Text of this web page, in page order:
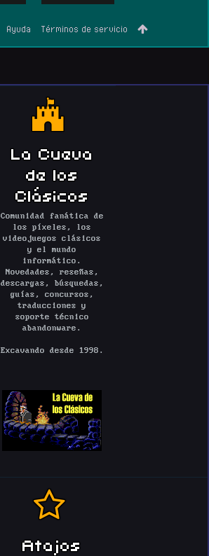
Ayuda Términos de servicio
La Cueva
de los
Clásicos
Comunidad fanática de
los píxeles, los
videojuegos clásicos
y el mundo
informático.
Novedades, reseñas,
descargas, búsquedas,
guías, concursos,
traducciones y
soporte técnico
abandonware.
Excavando desde 1998.
Atajos